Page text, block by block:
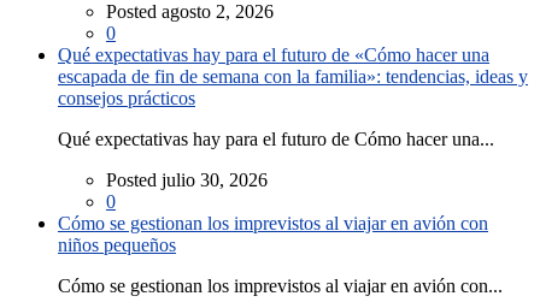
Posted agosto 2, 2026
0
Qué expectativas hay para el futuro de «Cómo hacer una
escapada de fin de semana con la familia»: tendencias, ideas y
consejos prácticos
Qué expectativas hay para el futuro de Cómo hacer una...
Posted julio 30, 2026
0
Cómo se gestionan los imprevistos al viajar en avión con
niños pequeños
Cómo se gestionan los imprevistos al viajar en avión con...